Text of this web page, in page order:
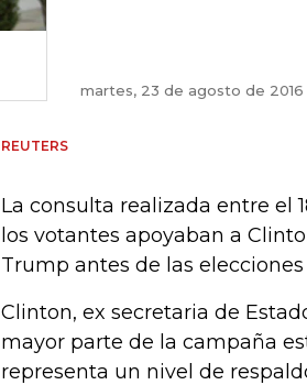
martes, 23 de agosto de 2016
REUTERS
La consulta realizada entre el
los votantes apoyaban a
Trump antes de las
Clinton, ex secretaria de
mayor parte de la campaña
representa un nivel de